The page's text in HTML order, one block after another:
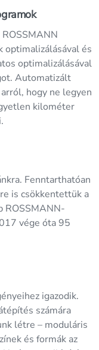
optimalizálásával és
optimalizálásával
Automatizált
hogy ne legyen
kilométer
Fenntarthatóan
is csökkentettük a
ROSSMANN-
vége óta 95
igazodik.
számára
létre – moduláris
és formák az